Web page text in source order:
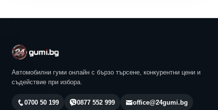
Автомобилни гуми онлайн с бързо търсене, конкурентни цени и
съдействие при избора.
0700 50 199 0877 552 999 office@24gumi.bg